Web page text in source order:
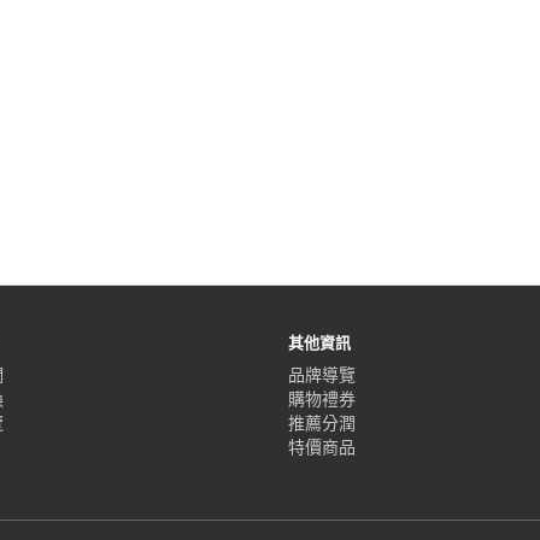
其他資訊
品牌導覽
購物禮券
推薦分潤
特價商品